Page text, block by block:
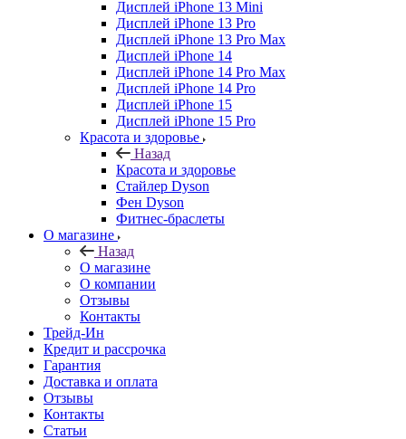
Дисплей iPhone 13 Mini
Дисплей iPhone 13 Pro
Дисплей iPhone 13 Pro Max
Дисплей iPhone 14
Дисплей iPhone 14 Pro Max
Дисплей iPhone 14 Pro
Дисплей iPhone 15
Дисплей iPhone 15 Pro
Красота и здоровье
Назад
Красота и здоровье
Стайлер Dyson
Фен Dyson
Фитнес-браслеты
О магазине
Назад
О магазине
О компании
Отзывы
Контакты
Трейд-Ин
Кредит и рассрочка
Гарантия
Доставка и оплата
Отзывы
Контакты
Статьи